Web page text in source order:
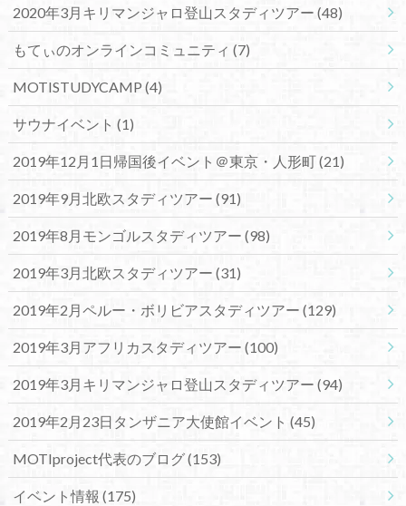
2020年3月キリマンジャロ登山スタディツアー (48)
もてぃのオンラインコミュニティ (7)
MOTISTUDYCAMP (4)
サウナイベント (1)
2019年12月1日帰国後イベント＠東京・人形町(21)
2019年9月北欧スタディツアー (91)
2019年8月モンゴルスタディツアー (98)
2019年3月北欧スタディツアー (31)
2019年2月ペルー・ボリビアスタディツアー (129)
2019年3月アフリカスタディツアー (100)
2019年3月キリマンジャロ登山スタディツアー (94)
2019年2月23日タンザニア大使館イベント (45)
MOTIproject代表のブログ(153)
イベント情報 (175)